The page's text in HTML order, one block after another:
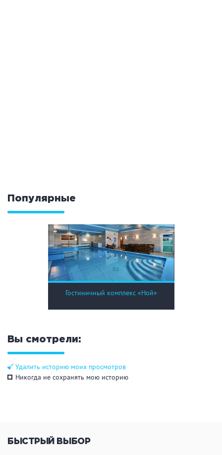
Популярные
Гостиничный комплекс «Ной»
Вы смотрели:
Удалить историю моих просмотров
Никогда не сохранять мою историю
БЫСТРЫЙ ВЫБОР